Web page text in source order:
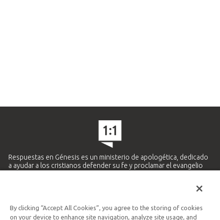
Respuestas en Génesis es un ministerio de apologética, dedicado
a ayudar a los cristianos defender su fe y proclamar el evangelio
Ministerio Hispano y Latinoamericano
By clicking “Accept All Cookies”, you agree to the storing of cookies
on your device to enhance site navigation, analyze site usage, and